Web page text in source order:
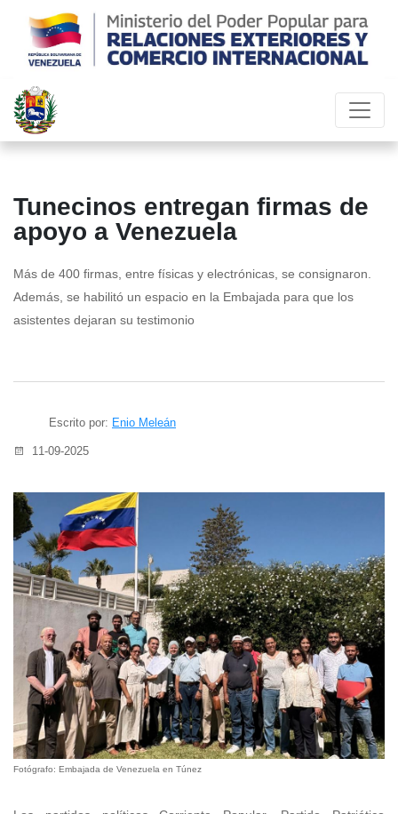
Tunecinos entregan firmas de
apoyo a Venezuela
Más de 400 firmas, entre físicas y electrónicas, se consignaron.
Además, se habilitó un espacio en la Embajada para que los
asistentes dejaran su testimonio
Escrito por: Enio Meleán
11-09-2025
Fotógrafo: Embajada de Venezuela en Túnez